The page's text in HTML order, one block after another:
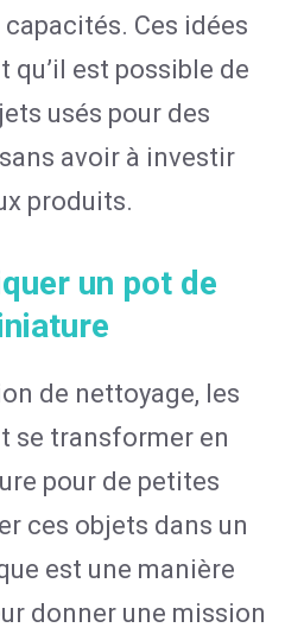
Ces idées
qu’il est possible de
usés pour des
avoir à investir
produits.
un pot de
de nettoyage, les
se transformer en
pour de petites
ces objets dans un
est une manière
donner une mission